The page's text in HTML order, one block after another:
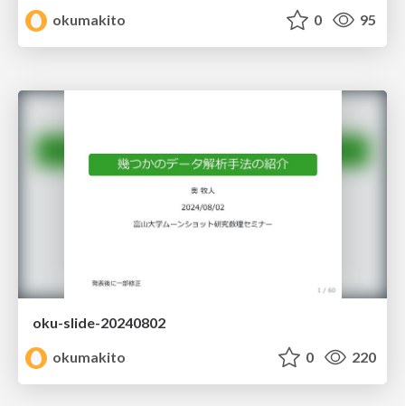
okumakito
0 95
oku-slide-20240802
okumakito
0 220